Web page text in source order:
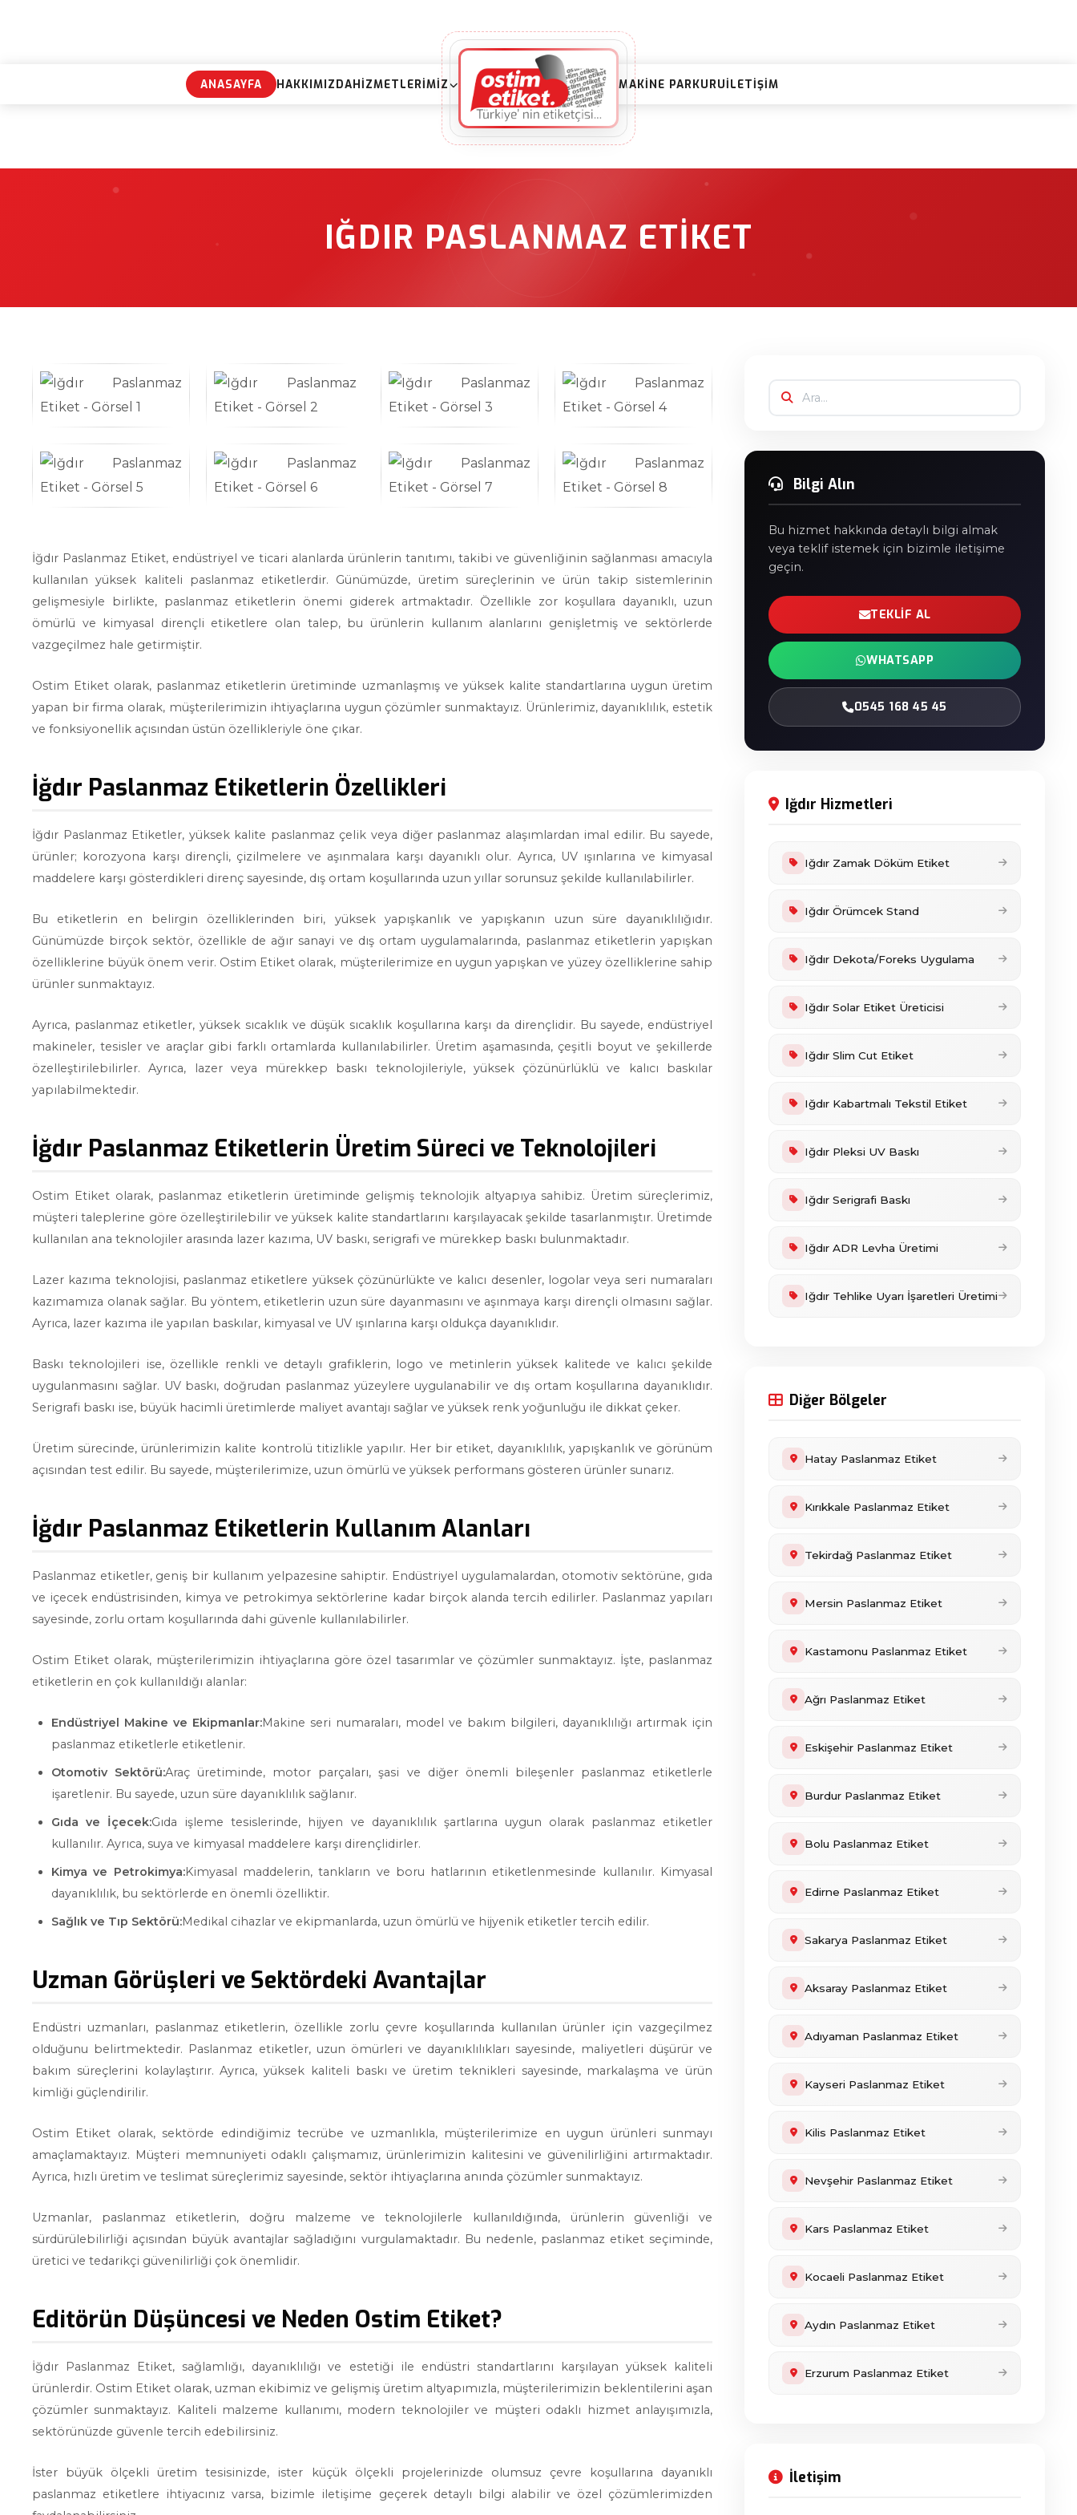
ANASAYFA HAKKIMIZDAHIZMETLERIMIZ MAKINE PARKURUİLETIŞIM
IĞDIR PASLANMAZ ETIKET
İğdır Paslanmaz Etiket, endüstriyel ve ticari alanlarda ürünlerin tanıtımı, takibi ve güvenliğinin sağlanması amacıyla
kullanılan yüksek kaliteli paslanmaz etiketlerdir. Günümüzde, üretim süreçlerinin ve ürün takip sistemlerinin
gelişmesiyle birlikte, paslanmaz etiketlerin önemi giderek artmaktadır. Özellikle zor koşullara dayanıklı, uzun
ömürlü ve kimyasal dirençli etiketlere olan talep, bu ürünlerin kullanım alanlarını genişletmiş ve sektörlerde
vazgeçilmez hale getirmiştir.
Ostim Etiket olarak, paslanmaz etiketlerin üretiminde uzmanlaşmış ve yüksek kalite standartlarına uygun üretim
yapan bir firma olarak, müşterilerimizin ihtiyaçlarına uygun çözümler sunmaktayız. Ürünlerimiz, dayanıklılık, estetik
ve fonksiyonellik açısından üstün özellikleriyle öne çıkar.
İğdır Paslanmaz Etiketlerin Özellikleri
İğdır Paslanmaz Etiketler, yüksek kalite paslanmaz çelik veya diğer paslanmaz alaşımlardan imal edilir. Bu sayede,
ürünler; korozyona karşı dirençli, çizilmelere ve aşınmalara karşı dayanıklı olur. Ayrıca, UV ışınlarına ve kimyasal
maddelere karşı gösterdikleri direnç sayesinde, dış ortam koşullarında uzun yıllar sorunsuz şekilde kullanılabilirler.
Bu etiketlerin en belirgin özelliklerinden biri, yüksek yapışkanlık ve yapışkanın uzun süre dayanıklılığıdır.
Günümüzde birçok sektör, özellikle de ağır sanayi ve dış ortam uygulamalarında, paslanmaz etiketlerin yapışkan
özelliklerine büyük önem verir. Ostim Etiket olarak, müşterilerimize en uygun yapışkan ve yüzey özelliklerine sahip
ürünler sunmaktayız.
Ayrıca, paslanmaz etiketler, yüksek sıcaklık ve düşük sıcaklık koşullarına karşı da dirençlidir. Bu sayede, endüstriyel
makineler, tesisler ve araçlar gibi farklı ortamlarda kullanılabilirler. Üretim aşamasında, çeşitli boyut ve şekillerde
özelleştirilebilirler. Ayrıca, lazer veya mürekkep baskı teknolojileriyle, yüksek çözünürlüklü ve kalıcı baskılar
yapılabilmektedir.
İğdır Paslanmaz Etiketlerin Üretim Süreci ve Teknolojileri
Ostim Etiket olarak, paslanmaz etiketlerin üretiminde gelişmiş teknolojik altyapıya sahibiz. Üretim süreçlerimiz,
müşteri taleplerine göre özelleştirilebilir ve yüksek kalite standartlarını karşılayacak şekilde tasarlanmıştır. Üretimde
kullanılan ana teknolojiler arasında lazer kazıma, UV baskı, serigrafi ve mürekkep baskı bulunmaktadır.
Lazer kazıma teknolojisi, paslanmaz etiketlere yüksek çözünürlükte ve kalıcı desenler, logolar veya seri numaraları
kazımamıza olanak sağlar. Bu yöntem, etiketlerin uzun süre dayanmasını ve aşınmaya karşı dirençli olmasını sağlar.
Ayrıca, lazer kazıma ile yapılan baskılar, kimyasal ve UV ışınlarına karşı oldukça dayanıklıdır.
Baskı teknolojileri ise, özellikle renkli ve detaylı grafiklerin, logo ve metinlerin yüksek kalitede ve kalıcı şekilde
uygulanmasını sağlar. UV baskı, doğrudan paslanmaz yüzeylere uygulanabilir ve dış ortam koşullarına dayanıklıdır.
Serigrafi baskı ise, büyük hacimli üretimlerde maliyet avantajı sağlar ve yüksek renk yoğunluğu ile dikkat çeker.
Üretim sürecinde, ürünlerimizin kalite kontrolü titizlikle yapılır. Her bir etiket, dayanıklılık, yapışkanlık ve görünüm
açısından test edilir. Bu sayede, müşterilerimize, uzun ömürlü ve yüksek performans gösteren ürünler sunarız.
İğdır Paslanmaz Etiketlerin Kullanım Alanları
Paslanmaz etiketler, geniş bir kullanım yelpazesine sahiptir. Endüstriyel uygulamalardan, otomotiv sektörüne, gıda
ve içecek endüstrisinden, kimya ve petrokimya sektörlerine kadar birçok alanda tercih edilirler. Paslanmaz yapıları
sayesinde, zorlu ortam koşullarında dahi güvenle kullanılabilirler.
Ostim Etiket olarak, müşterilerimizin ihtiyaçlarına göre özel tasarımlar ve çözümler sunmaktayız. İşte, paslanmaz
etiketlerin en çok kullanıldığı alanlar:
Endüstriyel Makine ve Ekipmanlar:Makine seri numaraları, model ve bakım bilgileri, dayanıklılığı artırmak için
paslanmaz etiketlerle etiketlenir.
Otomotiv Sektörü:Araç üretiminde, motor parçaları, şasi ve diğer önemli bileşenler paslanmaz etiketlerle
işaretlenir. Bu sayede, uzun süre dayanıklılık sağlanır.
Gıda ve İçecek:Gıda işleme tesislerinde, hijyen ve dayanıklılık şartlarına uygun olarak paslanmaz etiketler
kullanılır. Ayrıca, suya ve kimyasal maddelere karşı dirençlidirler.
Kimya ve Petrokimya:Kimyasal maddelerin, tankların ve boru hatlarının etiketlenmesinde kullanılır. Kimyasal
dayanıklılık, bu sektörlerde en önemli özelliktir.
Sağlık ve Tıp Sektörü:Medikal cihazlar ve ekipmanlarda, uzun ömürlü ve hijyenik etiketler tercih edilir.
Uzman Görüşleri ve Sektördeki Avantajlar
Endüstri uzmanları, paslanmaz etiketlerin, özellikle zorlu çevre koşullarında kullanılan ürünler için vazgeçilmez
olduğunu belirtmektedir. Paslanmaz etiketler, uzun ömürleri ve dayanıklılıkları sayesinde, maliyetleri düşürür ve
bakım süreçlerini kolaylaştırır. Ayrıca, yüksek kaliteli baskı ve üretim teknikleri sayesinde, markalaşma ve ürün
kimliği güçlendirilir.
Ostim Etiket olarak, sektörde edindiğimiz tecrübe ve uzmanlıkla, müşterilerimize en uygun ürünleri sunmayı
amaçlamaktayız. Müşteri memnuniyeti odaklı çalışmamız, ürünlerimizin kalitesini ve güvenilirliğini artırmaktadır.
Ayrıca, hızlı üretim ve teslimat süreçlerimiz sayesinde, sektör ihtiyaçlarına anında çözümler sunmaktayız.
Uzmanlar, paslanmaz etiketlerin, doğru malzeme ve teknolojilerle kullanıldığında, ürünlerin güvenliği ve
sürdürülebilirliği açısından büyük avantajlar sağladığını vurgulamaktadır. Bu nedenle, paslanmaz etiket seçiminde,
üretici ve tedarikçi güvenilirliği çok önemlidir.
Editörün Düşüncesi ve Neden Ostim Etiket?
İğdır Paslanmaz Etiket, sağlamlığı, dayanıklılığı ve estetiği ile endüstri standartlarını karşılayan yüksek kaliteli
ürünlerdir. Ostim Etiket olarak, uzman ekibimiz ve gelişmiş üretim altyapımızla, müşterilerimizin beklentilerini aşan
çözümler sunmaktayız. Kaliteli malzeme kullanımı, modern teknolojiler ve müşteri odaklı hizmet anlayışımızla,
sektörünüzde güvenle tercih edebilirsiniz.
İster büyük ölçekli üretim tesisinizde, ister küçük ölçekli projelerinizde olumsuz çevre koşullarına dayanıklı
paslanmaz etiketlere ihtiyacınız varsa, bizimle iletişime geçerek detaylı bilgi alabilir ve özel çözümlerimizden
Bilgi Alın
Bu hizmet hakkında detaylı bilgi almak
veya teklif istemek için bizimle iletişime
geçin.
TEKLIF AL
WHATSAPP
0545 168 45 45
Iğdır Hizmetleri
Iğdır Zamak Döküm Etiket
Iğdır Örümcek Stand
Iğdır Dekota/Foreks Uygulama
Iğdır Solar Etiket Üreticisi
Iğdır Slim Cut Etiket
Iğdır Kabartmalı Tekstil Etiket
Iğdır Pleksi UV Baskı
Iğdır Serigrafi Baskı
Iğdır ADR Levha Üretimi
Iğdır Tehlike Uyarı İşaretleri Üretimi
Diğer Bölgeler
Hatay Paslanmaz Etiket
Kırıkkale Paslanmaz Etiket
Tekirdağ Paslanmaz Etiket
Mersin Paslanmaz Etiket
Kastamonu Paslanmaz Etiket
Ağrı Paslanmaz Etiket
Eskişehir Paslanmaz Etiket
Burdur Paslanmaz Etiket
Bolu Paslanmaz Etiket
Edirne Paslanmaz Etiket
Sakarya Paslanmaz Etiket
Aksaray Paslanmaz Etiket
Adıyaman Paslanmaz Etiket
Kayseri Paslanmaz Etiket
Kilis Paslanmaz Etiket
Nevşehir Paslanmaz Etiket
Kars Paslanmaz Etiket
Kocaeli Paslanmaz Etiket
Aydın Paslanmaz Etiket
Erzurum Paslanmaz Etiket
İletişim